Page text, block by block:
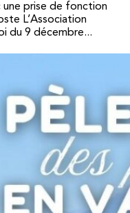
une prise de fonction
L’Association
du 9 décembre...